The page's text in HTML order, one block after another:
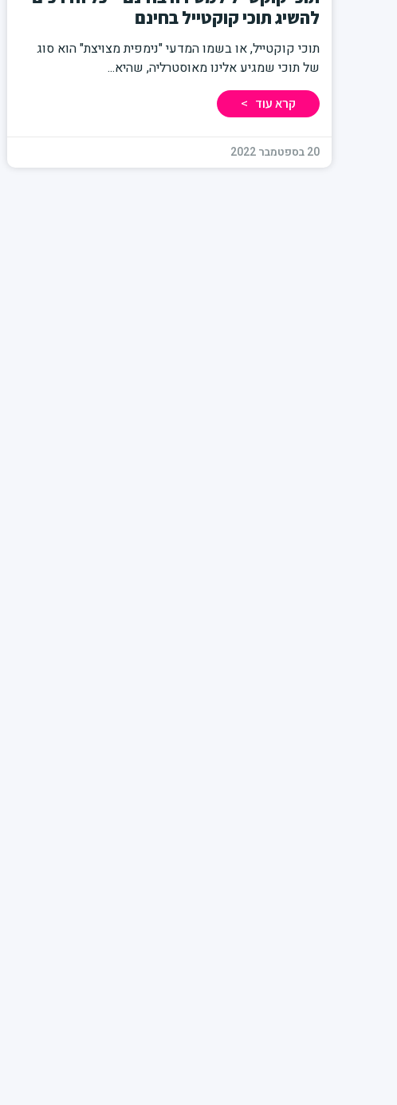
להשיג תוכי קוקטייל בחינם
תוכי קוקטייל, או בשמו המדעי "נימפית מצויצת" הוא סוג
של תוכי שמגיע אלינו מאוסטרליה, שהיא
קרא עוד >
20 בספטמבר 2022